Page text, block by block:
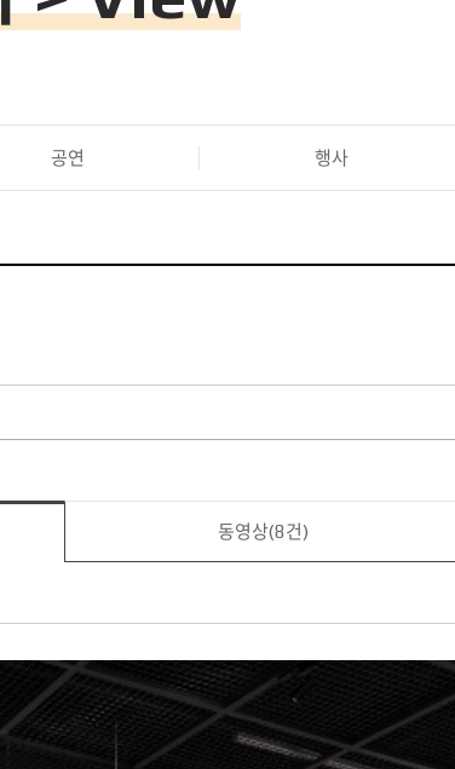
공연 행사
동영상(8건)